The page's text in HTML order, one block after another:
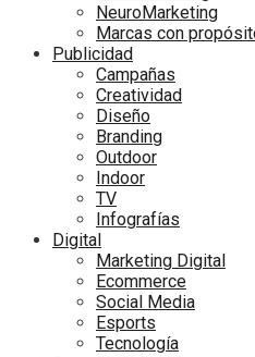
NeuroMarketing
Marcas con
Publicidad
Campañas
Creatividad
Diseño
Branding
Outdoor
Indoor
TV
Infografías
Digital
Marketing Digital
Ecommerce
Social Media
Esports
Tecnología